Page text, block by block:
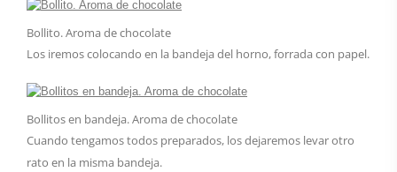
Bollito. Aroma de chocolate
Los iremos colocando en la bandeja del horno, forrada con papel.
Bollitos en bandeja. Aroma de chocolate
Cuando tengamos todos preparados, los dejaremos levar otro
rato en la misma bandeja.